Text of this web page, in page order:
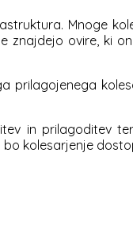
Mnoge
znajdejo ovire, ki
prilagojenega
in prilagoditev
kolesarjenje